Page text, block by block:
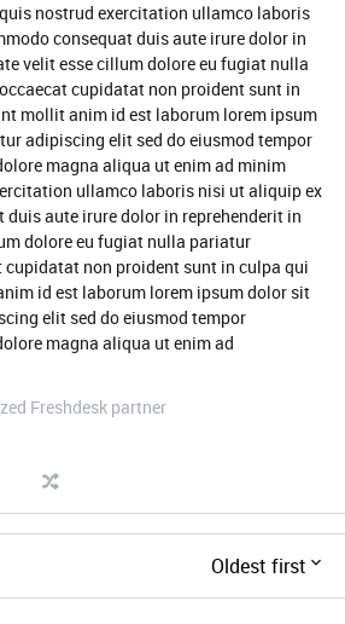
nostrud exercitation ullamco laboris
consequat duis aute irure dolor in
velit esse cillum dolore eu fugiat nulla
cupidatat non proident sunt in
mollit anim id est laborum lorem ipsum
adipiscing elit sed do eiusmod tempor
magna aliqua ut enim ad minim
ullamco laboris nisi ut aliquip ex
duis aute irure dolor in reprehenderit in
dolore eu fugiat nulla pariatur
cupidatat non proident sunt in culpa qui
id est laborum lorem ipsum dolor sit
elit sed do eiusmod tempor
magna aliqua ut enim ad
Freshdesk partner
Oldest first